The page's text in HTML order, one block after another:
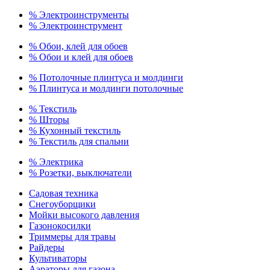
% Электроинструменты
% Электроинструмент
% Обои, клей для обоев
% Обои и клей для обоев
% Потолочные плинтуса и молдинги
% Плинтуса и молдинги потолочные
% Текстиль
% Шторы
% Кухонный текстиль
% Текстиль для спальни
% Электрика
% Розетки, выключатели
Садовая техника
Снегоуборщики
Мойки высокого давления
Газонокосилки
Триммеры для травы
Райдеры
Культиваторы